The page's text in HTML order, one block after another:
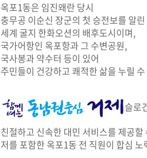
옥포1동은 임진왜란 당시
충무공 이순신 장군의 첫 승전보를 알
세계 굴지 한화오션의 배후도시이며,
국가어항인 옥포항과 그 수변공원,
국사봉과 약수터 등이 있어
주민들이 건강하고 쾌적한 삶을 누릴
슬로
친절하고 신속한 대민 서비스를 제공할
저를 포함한 옥포1동 전 직원이 합심